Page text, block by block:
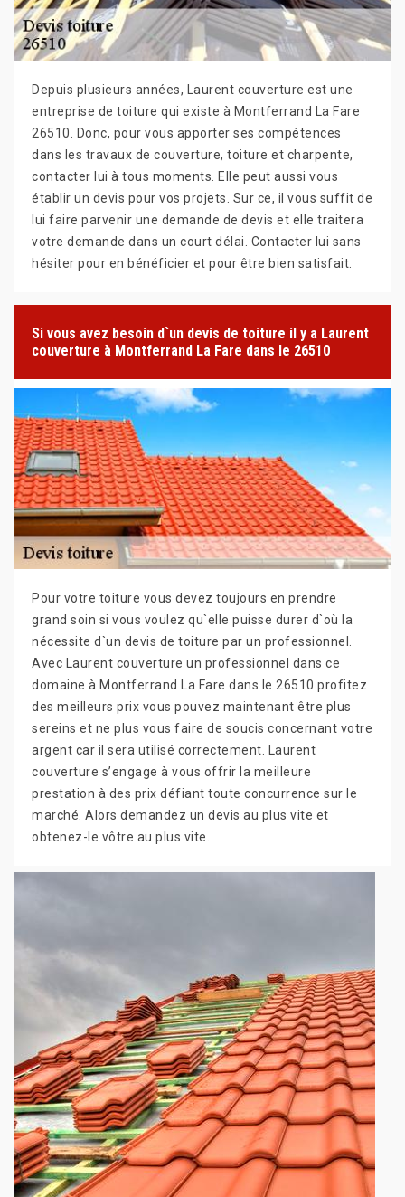
Depuis plusieurs années, Laurent couverture est une
entreprise de toiture qui existe à Montferrand La Fare
26510. Donc, pour vous apporter ses compétences
dans les travaux de couverture, toiture et charpente,
contacter lui à tous moments. Elle peut aussi vous
établir un devis pour vos projets. Sur ce, il vous suffit de
lui faire parvenir une demande de devis et elle traitera
votre demande dans un court délai. Contacter lui sans
hésiter pour en bénéficier et pour être bien satisfait.
Si vous avez besoin d`un devis de toiture il y a Laurent
couverture à Montferrand La Fare dans le 26510
Pour votre toiture vous devez toujours en prendre
grand soin si vous voulez qu`elle puisse durer d`où la
nécessite d`un devis de toiture par un professionnel.
Avec Laurent couverture un professionnel dans ce
domaine à Montferrand La Fare dans le 26510 profitez
des meilleurs prix vous pouvez maintenant être plus
sereins et ne plus vous faire de soucis concernant votre
argent car il sera utilisé correctement. Laurent
couverture s’engage à vous offrir la meilleure
prestation à des prix défiant toute concurrence sur le
marché. Alors demandez un devis au plus vite et
obtenez-le vôtre au plus vite.